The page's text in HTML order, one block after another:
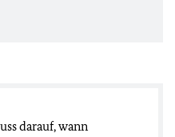
darauf, wann